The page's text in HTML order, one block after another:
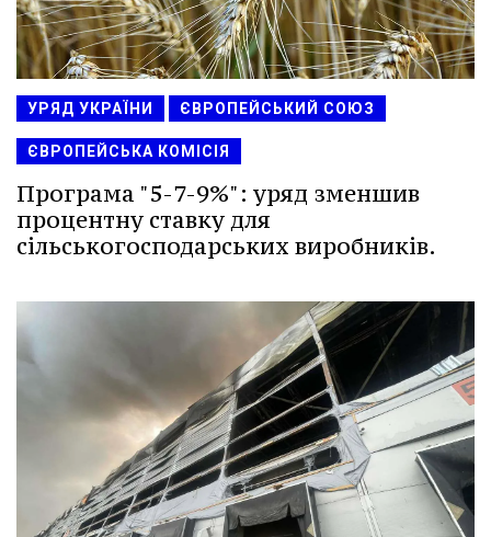
УРЯД УКРАЇНИ ЄВРОПЕЙСЬКИЙ СОЮЗ
ЄВРОПЕЙСЬКА КОМІСІЯ
Програма "5-7-9%": уряд зменшив
процентну ставку для
сільськогосподарських виробників.